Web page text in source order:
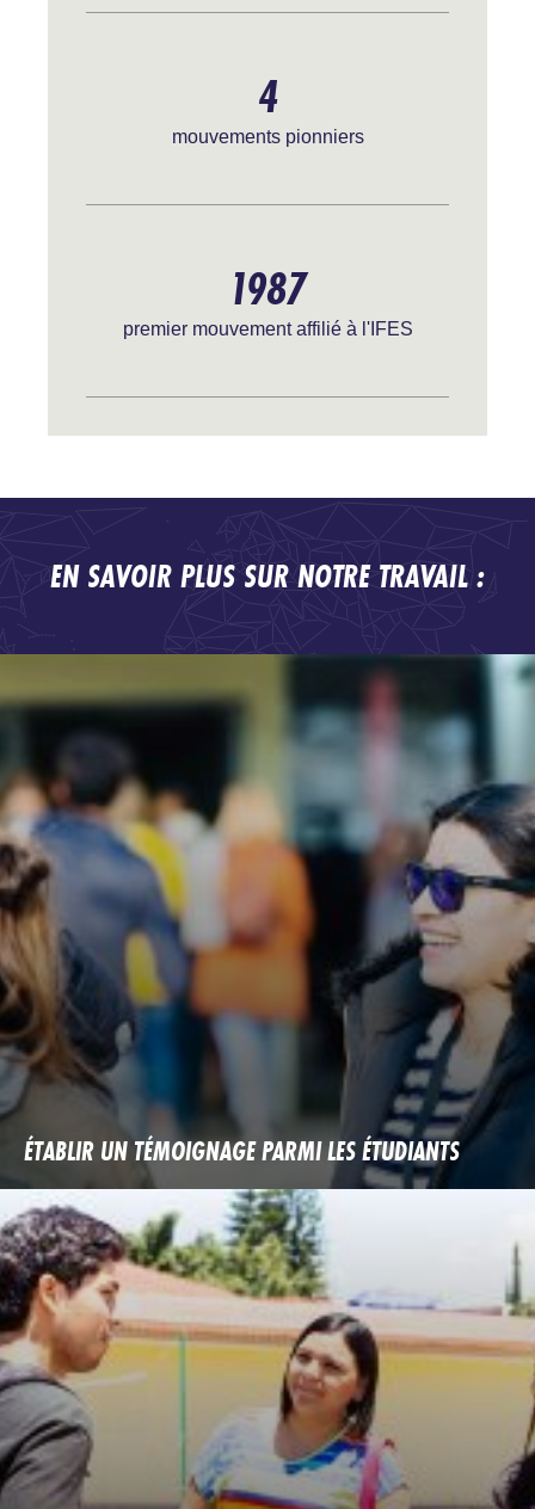
4
mouvements pionniers
1987
premier mouvement affilié à l'IFES
EN SAVOIR PLUS SUR NOTRE TRAVAIL :
ÉTABLIR UN TÉMOIGNAGE PARMI LES ÉTUDIANTS